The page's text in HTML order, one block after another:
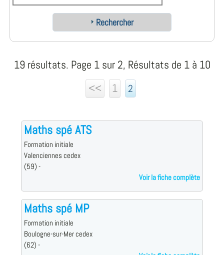
Rechercher
19 résultats. Page 1 sur 2, Résultats de 1 à 10
<<
1 2
Maths spé ATS
Formation initiale
Valenciennes cedex
(59) -
Voir la fiche complète
Maths spé MP
Formation initiale
Boulogne-sur-Mer cedex
(62) -